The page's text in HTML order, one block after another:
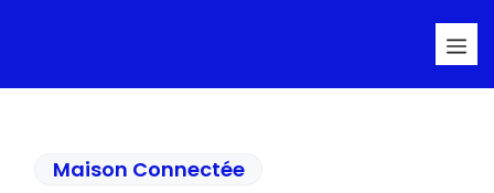
Maison Connectée